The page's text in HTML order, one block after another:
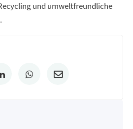
und umweltfreundliche